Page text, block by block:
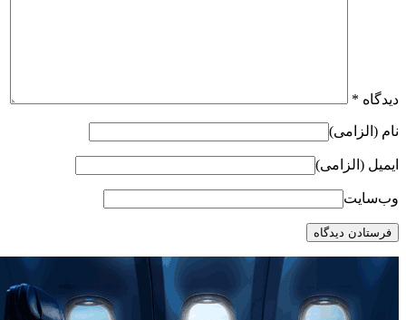
دیدگاه *
نام (الزامی)
ایمیل (الزامی)
وب‌سایت